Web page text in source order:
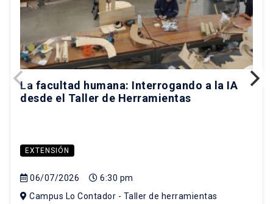
La facultad humana: Interrogando a la IA
desde el Taller de Herramientas
EXTENSIÓN
06/07/2026
6:30 pm
Campus Lo Contador - Taller de herramientas